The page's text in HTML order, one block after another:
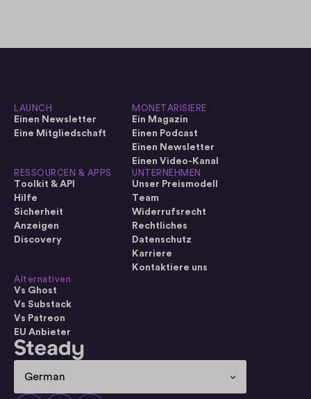
Select Language
German
LAUNCH
Einen Newsletter
Eine Mitgliedschaft
MONETARISIERE
Ein Magazin
Einen Podcast
Einen Newsletter
Einen Video-Kanal
RESSOURCEN & APPS
Toolkit & API
Hilfe
Sicherheit
Anzeigen
Discovery
UNTERNEHMEN
Unser Preismodell
Team
Widerrufsrecht
Rechtliches
Datenschutz
Karriere
Kontaktiere uns
Alternativen
Vs Ghost
Vs Substack
Vs Patreon
EU Anbieter